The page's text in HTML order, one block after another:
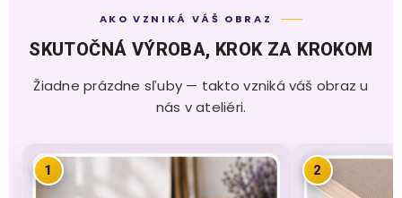
AKO VZNIKÁ VÁŠ OBRAZ
SKUTOČNÁ VÝROBA, KROK ZA KROKOM
Žiadne prázdne sľuby — takto vzniká váš obraz u
nás v ateliéri.
1 2